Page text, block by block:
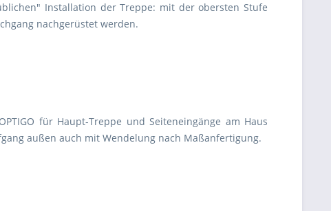
Installation der Treppe: mit der obersten Stufe
nachgerüstet werden.
für Haupt-Treppe und Seiteneingänge am Haus
außen auch mit Wendelung nach Maßanfertigung.